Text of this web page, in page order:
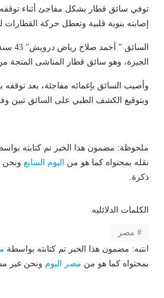
توفي سائق قطار بشكل مفاجئ أثناء توقفه
إصابته بنوبة قلبية وتعطل حركة
السائق " أحمد صلاح رياض درويش" 43 سنة قائد قطار بالهيئة القومية لسكك حديد
الجيزة، وهو سائق قطار المناشى المتجة
وأصيب السائق بإغمائه مفاجئة، بعد توقفه
وبتوقيع الكشف الطبي على السائق تبين
ملحوظة: مضمون هذا الخبر تم كتابته
نقله بمحتواه كما هو من
اليوم السابع ونحن
ذكرة.
الكلمات الدلائليه
مصر
انتبه: مضمون هذا الخبر تم كتابته بواسطة
بمحتواه كما هو من مصر اليوم ونحن غير